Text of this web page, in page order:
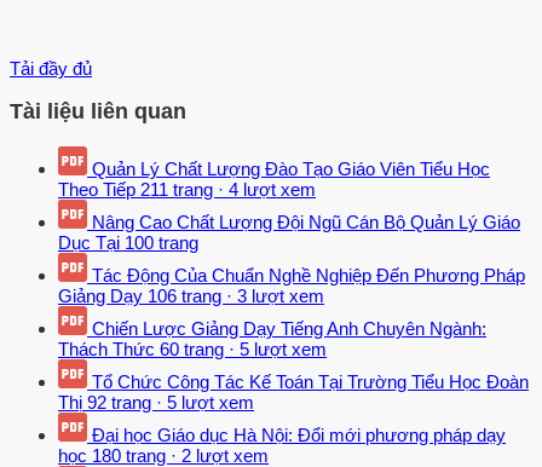
Tải đầy đủ
Tài liệu liên quan
Quản Lý Chất Lượng Đào Tạo Giáo Viên Tiểu Học
Theo Tiếp 211 trang · 4 lượt xem
Nâng Cao Chất Lượng Đội Ngũ Cán Bộ Quản Lý Giáo
Dục Tại 100 trang
Tác Động Của Chuẩn Nghề Nghiệp Đến Phương Pháp
Giảng Dạy 106 trang · 3 lượt xem
Chiến Lược Giảng Dạy Tiếng Anh Chuyên Ngành:
Thách Thức 60 trang · 5 lượt xem
Tổ Chức Công Tác Kế Toán Tại Trường Tiểu Học Đoàn
Thị 92 trang · 5 lượt xem
Đại học Giáo dục Hà Nội: Đổi mới phương pháp dạy
học 180 trang · 2 lượt xem